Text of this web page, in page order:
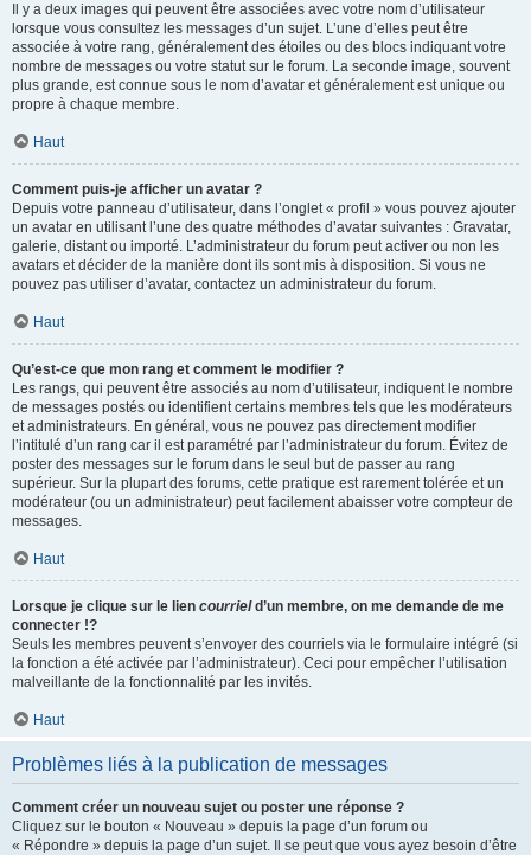
Il y a deux images qui peuvent être associées avec votre nom d’utilisateur
lorsque vous consultez les messages d’un sujet. L’une d’elles peut être
associée à votre rang, généralement des étoiles ou des blocs indiquant votre
nombre de messages ou votre statut sur le forum. La seconde image, souvent
plus grande, est connue sous le nom d’avatar et généralement est unique ou
propre à chaque membre.
Haut
Comment puis-je afficher un avatar ?
Depuis votre panneau d’utilisateur, dans l’onglet « profil » vous pouvez ajouter
un avatar en utilisant l’une des quatre méthodes d’avatar suivantes : Gravatar,
galerie, distant ou importé. L’administrateur du forum peut activer ou non les
avatars et décider de la manière dont ils sont mis à disposition. Si vous ne
pouvez pas utiliser d’avatar, contactez un administrateur du forum.
Haut
Qu’est-ce que mon rang et comment le modifier ?
Les rangs, qui peuvent être associés au nom d’utilisateur, indiquent le nombre
de messages postés ou identifient certains membres tels que les modérateurs
et administrateurs. En général, vous ne pouvez pas directement modifier
l’intitulé d’un rang car il est paramétré par l’administrateur du forum. Évitez de
poster des messages sur le forum dans le seul but de passer au rang
supérieur. Sur la plupart des forums, cette pratique est rarement tolérée et un
modérateur (ou un administrateur) peut facilement abaisser votre compteur de
messages.
Haut
Lorsque je clique sur le lien courrield’un membre, on me demande de me
connecter !?
Seuls les membres peuvent s’envoyer des courriels via le formulaire intégré (si
la fonction a été activée par l’administrateur). Ceci pour empêcher l’utilisation
malveillante de la fonctionnalité par les invités.
Haut
Problèmes liés à la publication de messages
Comment créer un nouveau sujet ou poster une réponse ?
Cliquez sur le bouton « Nouveau » depuis la page d’un forum ou
« Répondre » depuis la page d’un sujet. Il se peut que vous ayez besoin d’être